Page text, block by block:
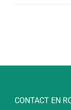
CONTACT EN